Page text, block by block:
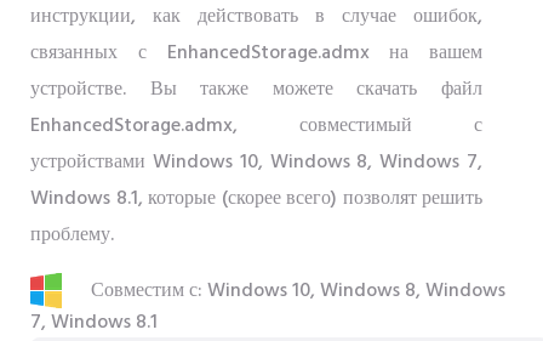
инструкции, как действовать в случае ошибок,
связанных с EnhancedStorage.admx на вашем
устройстве. Вы также можете скачать файл
EnhancedStorage.admx, совместимый с
устройствами Windows 10, Windows 8, Windows 7,
Windows 8.1, которые (скорее всего) позволят решить
проблему.
Совместим с: Windows 10, Windows 8, Windows
7, Windows 8.1